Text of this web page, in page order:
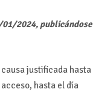
01/2024, publicándose
causa justificada hasta
hasta el día